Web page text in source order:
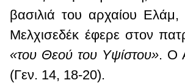
βασιλιά του αρχαίου
Μελχισεδέκ έφερε στον
«του Θεού του Υψίστου». Ο
(Γεν. 14, 18-20).